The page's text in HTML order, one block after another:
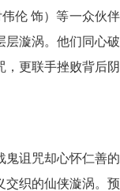
伦 饰）等一众伙伴
层漩涡。他们同心破
，更联手挫败背后阴
鬼诅咒却心怀仁善的
交织的仙侠漩涡。预